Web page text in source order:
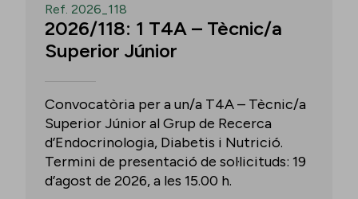
Ref. 2026_118
2026/118: 1 T4A – Tècnic/a
Superior Júnior
Convocatòria per a un/a T4A – Tècnic/a
Superior Júnior al Grup de Recerca
d’Endocrinologia, Diabetis i Nutrició.
Termini de presentació de sol·licituds: 19
d’agost de 2026, a les 15.00 h.